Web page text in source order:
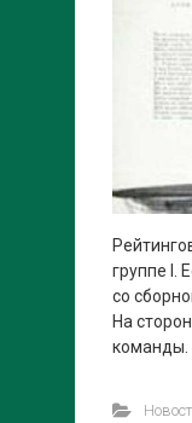
группе І.
со
На
команды.